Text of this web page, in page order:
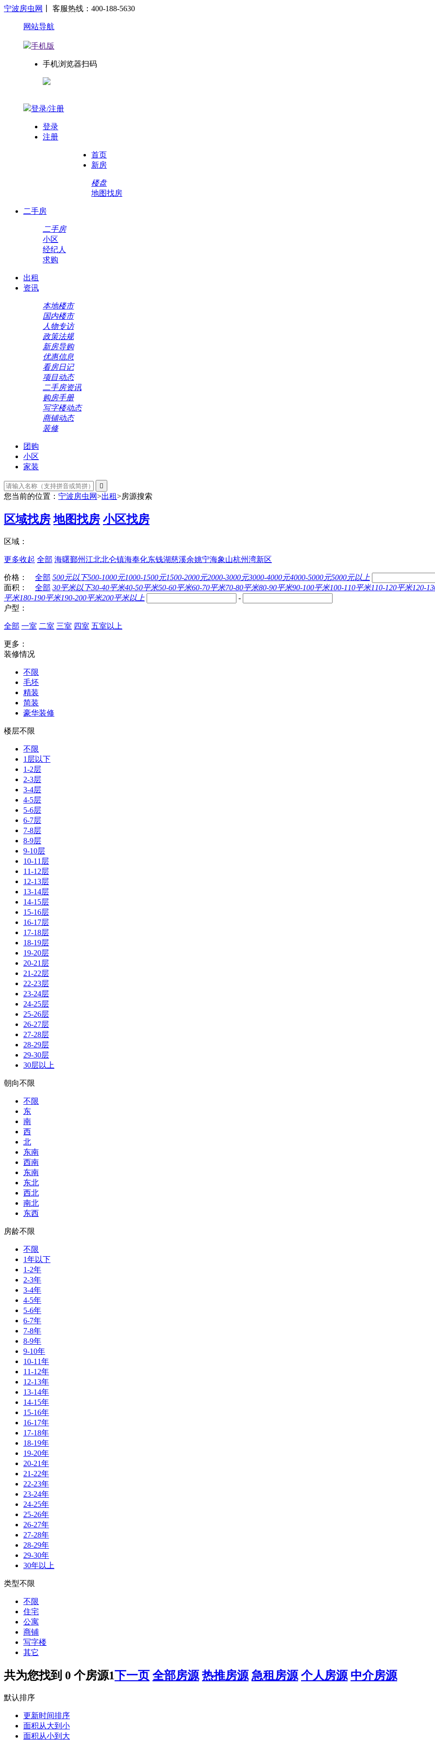
宁波房虫网 丨 客服热线：400-188-5630
网站导航
手机版
手机浏览器扫码
登录/注册
登录
注册
首页
新房
楼盘
地图找房
二手房
二手房
小区
经纪人
求购
出租
资讯
本地楼市
国内楼市
人物专访
政策法规
新房导购
优惠信息
看房日记
项目动态
二手房资讯
购房手册
写字楼动态
商铺动态
装修
团购
小区
家装

您当前的位置： 宁波房虫网>出租>房源搜索
区域找房 地图找房 小区找房
区域：
更多收起 全部 海曙鄞州江北北仑镇海奉化东钱湖慈溪余姚宁海象山杭州湾新区
价格： 全部 500元以下500-1000元1000-1500元1500-2000元2000-3000元3000-4000元4000-5000元5000元以上
面积：
全部 30平米以下30-40平米40-50平米50-60平米60-70平米70-80平米80-90平米90-100平米100-110平米110-120平米120-
平米180-190平米190-200平米200平米以上
-
户型：
全部 一室 二室 三室 四室 五室以上
更多：
装修情况
不限
毛坯
精装
简装
豪华装修
楼层不限
不限
1层以下
1-2层
2-3层
3-4层
4-5层
5-6层
6-7层
7-8层
8-9层
9-10层
10-11层
11-12层
12-13层
13-14层
14-15层
15-16层
16-17层
17-18层
18-19层
19-20层
20-21层
21-22层
22-23层
23-24层
24-25层
25-26层
26-27层
27-28层
28-29层
29-30层
30层以上
朝向不限
不限
东
南
西
北
东南
西南
东南
东北
西北
南北
东西
房龄不限
不限
1年以下
1-2年
2-3年
3-4年
4-5年
5-6年
6-7年
7-8年
8-9年
9-10年
10-11年
11-12年
12-13年
13-14年
14-15年
15-16年
16-17年
17-18年
18-19年
19-20年
20-21年
21-22年
22-23年
23-24年
24-25年
25-26年
26-27年
27-28年
28-29年
29-30年
30年以上
类型不限
不限
住宅
公寓
商铺
写字楼
其它
共为您找到 0 个房源1下一页 全部房源 热推房源 急租房源 个人房源 中介房源
默认排序
更新时间排序
面积从大到小
面积从小到大